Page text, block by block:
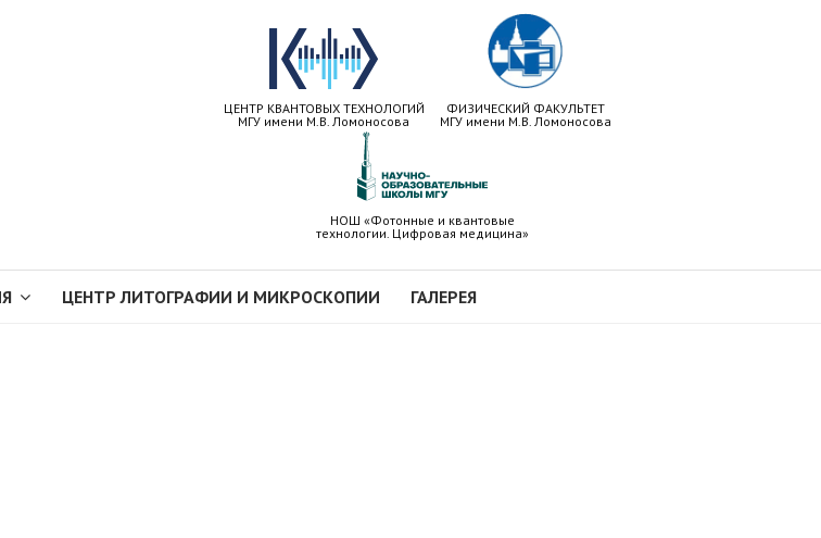
ЦЕНТР КВАНТОВЫХ ТЕХНОЛОГИЙ
МГУ имени М.В. Ломоносова
ФИЗИЧЕСКИЙ ФАКУЛЬТЕТ
МГУ имени М.В. Ломоносова
НОШ «Фотонные и квантовые
технологии. Цифровая медицина»
ЦЕНТР ЛИТОГРАФИИ И МИКРОСКОПИИ ГАЛЕРЕЯ